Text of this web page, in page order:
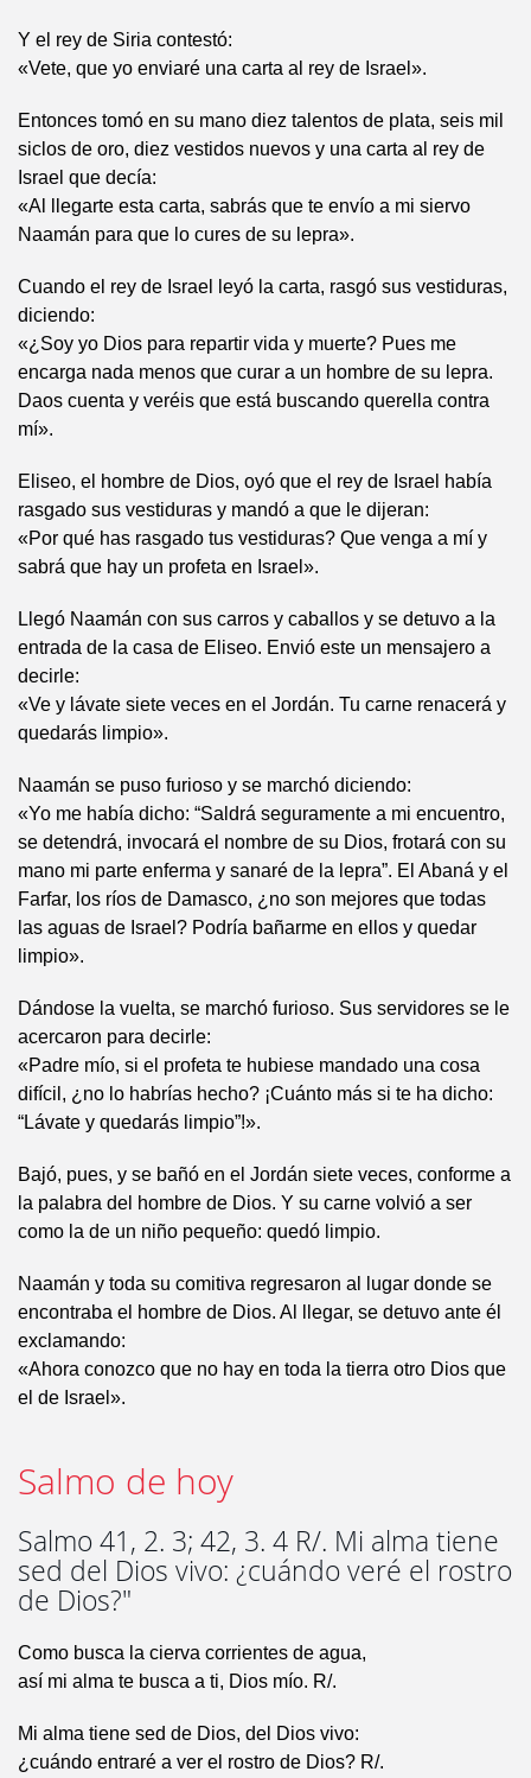
Y el rey de Siria contestó:
«Vete, que yo enviaré una carta al rey de Israel».
Entonces tomó en su mano diez talentos de plata, seis mil
siclos de oro, diez vestidos nuevos y una carta al rey de
Israel que decía:
«Al llegarte esta carta, sabrás que te envío a mi siervo
Naamán para que lo cures de su lepra».
Cuando el rey de Israel leyó la carta, rasgó sus vestiduras,
diciendo:
«¿Soy yo Dios para repartir vida y muerte? Pues me
encarga nada menos que curar a un hombre de su lepra.
Daos cuenta y veréis que está buscando querella contra
mí».
Eliseo, el hombre de Dios, oyó que el rey de Israel había
rasgado sus vestiduras y mandó a que le dijeran:
«Por qué has rasgado tus vestiduras? Que venga a mí y
sabrá que hay un profeta en Israel».
Llegó Naamán con sus carros y caballos y se detuvo a la
entrada de la casa de Eliseo. Envió este un mensajero a
decirle:
«Ve y lávate siete veces en el Jordán. Tu carne renacerá y
quedarás limpio».
Naamán se puso furioso y se marchó diciendo:
«Yo me había dicho: “Saldrá seguramente a mi encuentro,
se detendrá, invocará el nombre de su Dios, frotará con su
mano mi parte enferma y sanaré de la lepra”. El Abaná y el
Farfar, los ríos de Damasco, ¿no son mejores que todas
las aguas de Israel? Podría bañarme en ellos y quedar
limpio».
Dándose la vuelta, se marchó furioso. Sus servidores se le
acercaron para decirle:
«Padre mío, si el profeta te hubiese mandado una cosa
difícil, ¿no lo habrías hecho? ¡Cuánto más si te ha dicho:
“Lávate y quedarás limpio”!».
Bajó, pues, y se bañó en el Jordán siete veces, conforme a
la palabra del hombre de Dios. Y su carne volvió a ser
como la de un niño pequeño: quedó limpio.
Naamán y toda su comitiva regresaron al lugar donde se
encontraba el hombre de Dios. Al llegar, se detuvo ante él
exclamando:
«Ahora conozco que no hay en toda la tierra otro Dios que
el de Israel».
Salmo de hoy
Salmo 41, 2. 3; 42, 3. 4 R/. Mi alma tiene
sed del Dios vivo: ¿cuándo veré el rostro
de Dios?"
Como busca la cierva corrientes de agua,
así mi alma te busca a ti, Dios mío. R/.
Mi alma tiene sed de Dios, del Dios vivo:
¿cuándo entraré a ver el rostro de Dios? R/.